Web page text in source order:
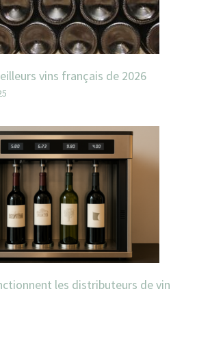
vins français de 2026
les distributeurs de vin